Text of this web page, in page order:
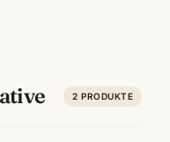
2 PRODUKTE